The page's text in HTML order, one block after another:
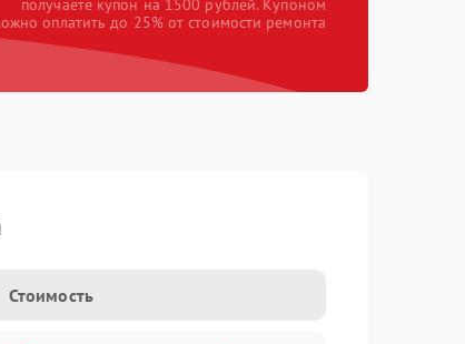
получаете купон на 1500 рублей. Купоном
оплатить до 25% от стоимости ремонта
Стоимость